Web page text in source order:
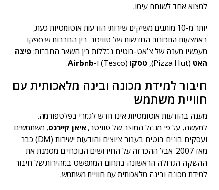
למצוא אחד לשוחח עימו.
יותר מ-10 מותגים משיקים שירותי הודעות אוטומטיות כעת,
באמצעות התכונות החדשות של טוויטר. בין החברות שיספקו
מעכשיו מענה של צ'אט-בוטים נכללות בין השאר החברות:פיצה
האט (Pizza Hut), טסקו (Tesco) ו- Airbnb
.
חיבור למידת מכונה ובינה מלאכותית עם
חוויית משתמש
מענה בהודעות אוטומטיות אינו חדש לגמרי בפלטפורמה.
למעשה, על פי מנהל המוצר של טוויטר, איאן קיירנס, משתמשים
ועסקים בונים בוטים בעבור ציוצים והודעות ישירות (DM) כבר
מאז 2007. אבל ההכרזה על החידושים הנוכחיים מסמנת את
ההשקה הגדולה הראשונה בתחום המתפשט במהירות של חיבור
למידת מכונה ובינה מלאכותית עם חוויית משתמש.